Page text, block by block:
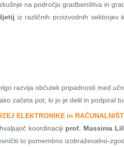
na področju gradbeništva in
iz različnih proizvodnih sektorjev
razvija občutek pripadnosti med
začeta pot, ki jo je delil in podpiral
ELEKTRONIKE in
koordinaciji prof. Massima
to pomembno izobraževalno-